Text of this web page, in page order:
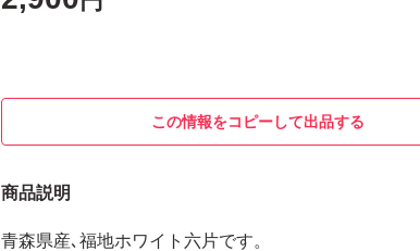
この情報をコピーして出品する
商品説明
青森県産､福地ホワイト六片です。